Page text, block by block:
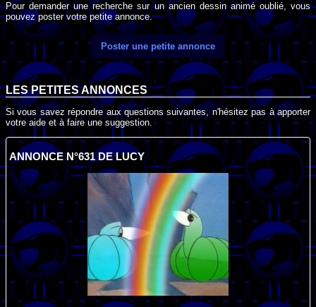
Pour demander une recherche sur un ancien dessin animé oublié, vous
pouvez poster votre petite annonce.
Poster une petite annonce
LES PETITES ANNONCES
Si vous savez répondre aux questions suivantes, n'hésitez pas à apporter
votre aide et à faire une suggestion.
ANNONCE N°631 DE LUCY